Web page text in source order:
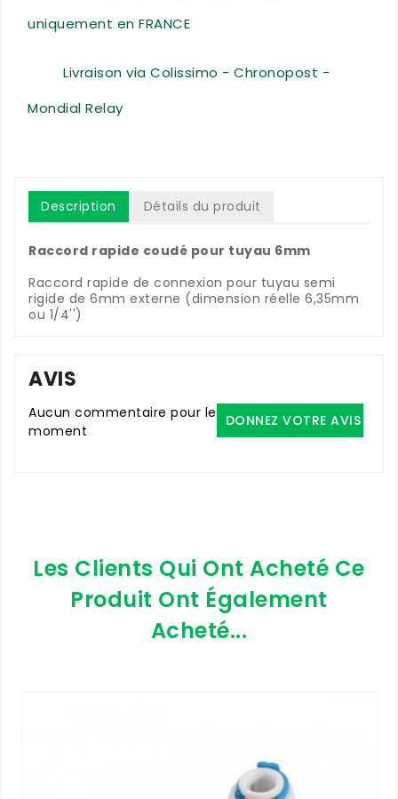
uniquement en FRANCE
Livraison via Colissimo - Chronopost -
Mondial Relay
Description Détails du produit
Raccord rapide coudé pour tuyau 6mm
Raccord rapide de connexion pour tuyau semi
rigide de 6mm externe (dimension réelle 6,35mm
ou 1/4'')
AVIS
DONNEZ VOTRE AVIS
Aucun commentaire pour le
moment
Les Clients Qui Ont Acheté Ce
Produit Ont Également
Acheté...